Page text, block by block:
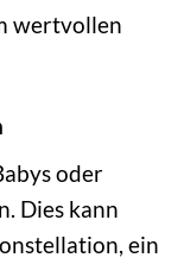
wertvollen
oder
Dies kann
ein